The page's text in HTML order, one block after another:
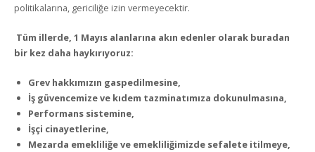
politikalarına, gericiliğe izin vermeyecektir.
Tüm illerde, 1 Mayıs alanlarına akın edenler olarak buradan
bir kez daha haykırıyoruz:
Grev hakkımızın gaspedilmesine,
İş güvencemize ve kıdem tazminatımıza dokunulmasına,
Performans sistemine,
İşçi cinayetlerine,
Mezarda emekliliğe ve emekliliğimizde sefalete itilmeye,